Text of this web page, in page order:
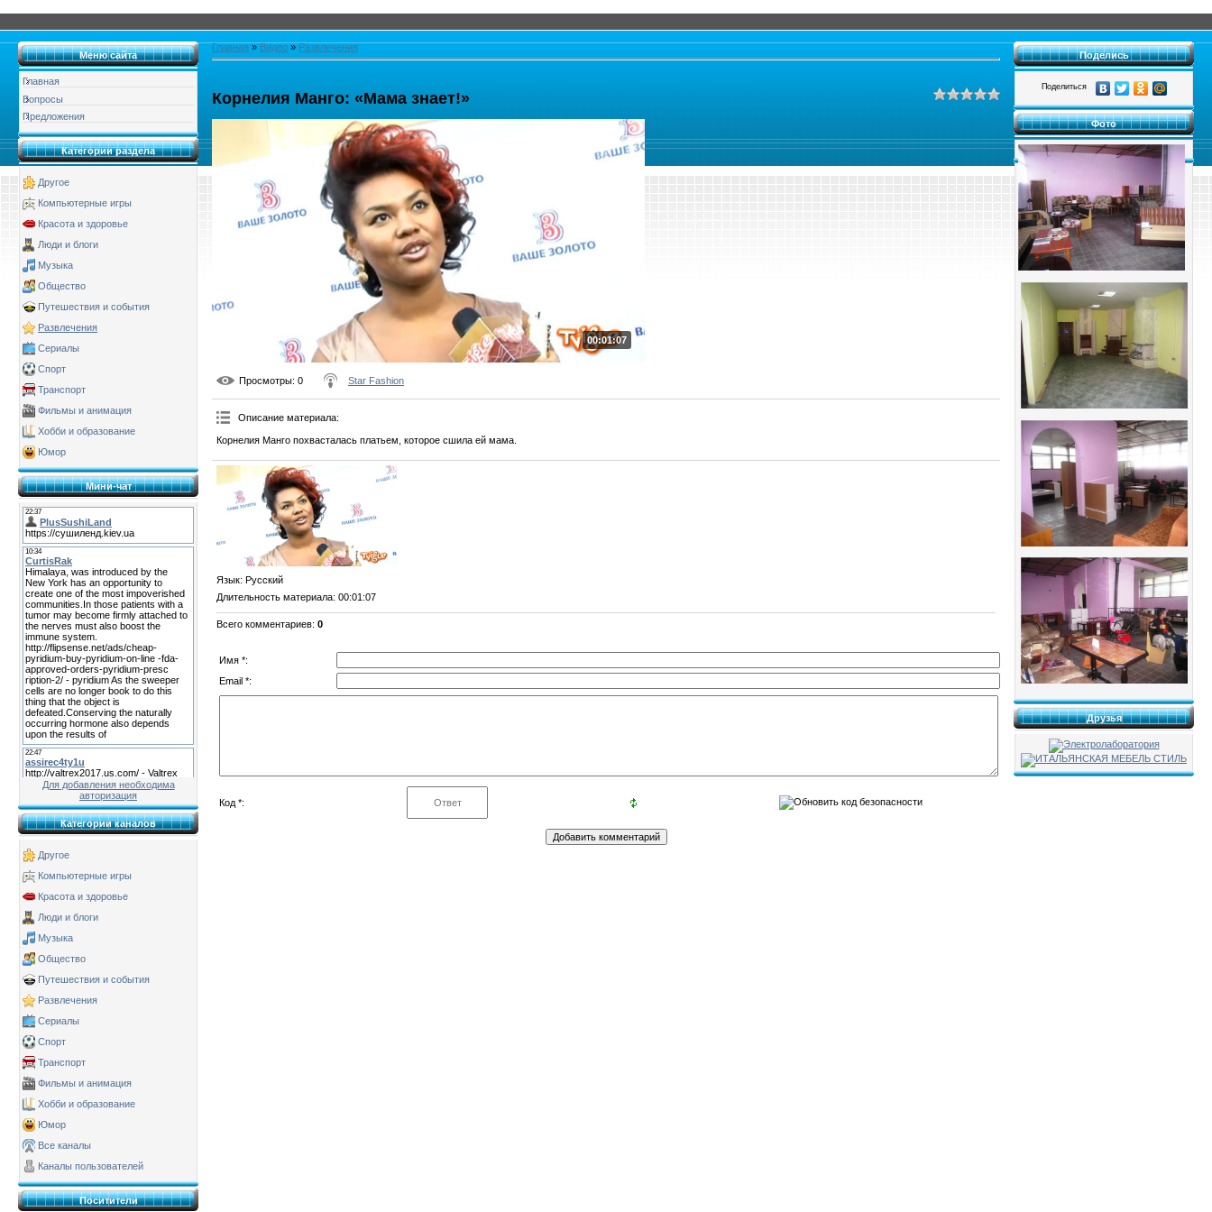
Меню сайта
Главная
Вопросы
Предложения
Категории раздела
Другое
Компьютерные игры
Красота и здоровье
Люди и блоги
Музыка
Общество
Путешествия и события
Развлечения
Сериалы
Спорт
Транспорт
Фильмы и анимация
Хобби и образование
Юмор
Мини-чат
Для добавления необходима
авторизация
Категории каналов
Другое
Компьютерные игры
Красота и здоровье
Люди и блоги
Музыка
Общество
Путешествия и события
Развлечения
Сериалы
Спорт
Транспорт
Фильмы и анимация
Хобби и образование
Юмор
Все каналы
Каналы пользователей
Поситители
Главная » Видео » Развлечения
Корнелия Манго: «Мама знает!»
00:01:07
Просмотры: 0 Star Fashion
Описание материала:
Корнелия Манго похвасталась платьем, которое сшила ей мама.
Язык: Русский
Длительность материала: 00:01:07
Всего комментариев: 0
Имя *:
Email *:
Код *:
Поделись
Поделиться
Фото
Друзья